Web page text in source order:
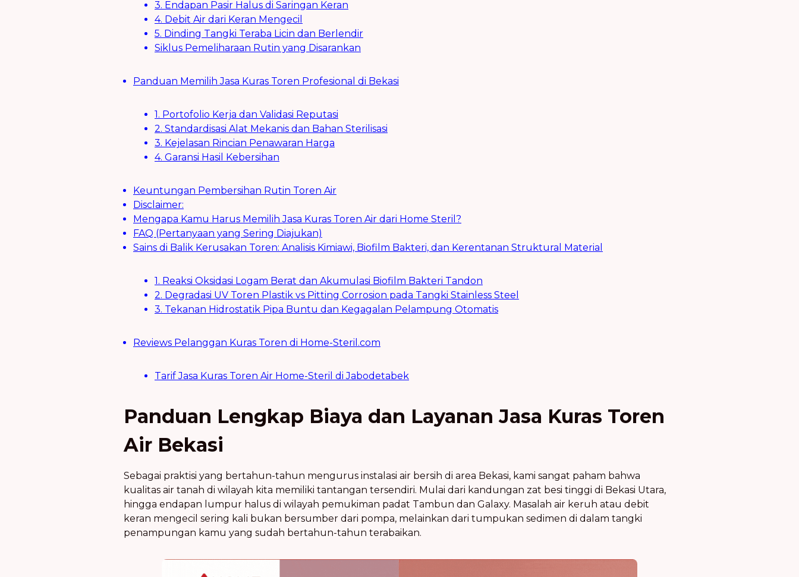
3. Endapan Pasir Halus di Saringan Keran
4. Debit Air dari Keran Mengecil
5. Dinding Tangki Teraba Licin dan Berlendir
Siklus Pemeliharaan Rutin yang Disarankan
Panduan Memilih Jasa Kuras Toren Profesional di Bekasi
1. Portofolio Kerja dan Validasi Reputasi
2. Standardisasi Alat Mekanis dan Bahan Sterilisasi
3. Kejelasan Rincian Penawaran Harga
4. Garansi Hasil Kebersihan
Keuntungan Pembersihan Rutin Toren Air
Disclaimer:
Mengapa Kamu Harus Memilih Jasa Kuras Toren Air dari Home Steril?
FAQ (Pertanyaan yang Sering Diajukan)
Sains di Balik Kerusakan Toren: Analisis Kimiawi, Biofilm Bakteri, dan Kerentanan Struktural Material
1. Reaksi Oksidasi Logam Berat dan Akumulasi Biofilm Bakteri Tandon
2. Degradasi UV Toren Plastik vs Pitting Corrosion pada Tangki Stainless Steel
3. Tekanan Hidrostatik Pipa Buntu dan Kegagalan Pelampung Otomatis
Reviews Pelanggan Kuras Toren di Home-Steril.com
Tarif Jasa Kuras Toren Air Home-Steril di Jabodetabek
Panduan Lengkap Biaya dan Layanan Jasa Kuras Toren
Air Bekasi
Sebagai praktisi yang bertahun-tahun mengurus instalasi air bersih di area Bekasi, kami sangat paham bahwa
kualitas air tanah di wilayah kita memiliki tantangan tersendiri. Mulai dari kandungan zat besi tinggi di Bekasi Utara,
hingga endapan lumpur halus di wilayah pemukiman padat Tambun dan Galaxy. Masalah air keruh atau debit
keran mengecil sering kali bukan bersumber dari pompa, melainkan dari tumpukan sedimen di dalam tangki
penampungan kamu yang sudah bertahun-tahun terabaikan.